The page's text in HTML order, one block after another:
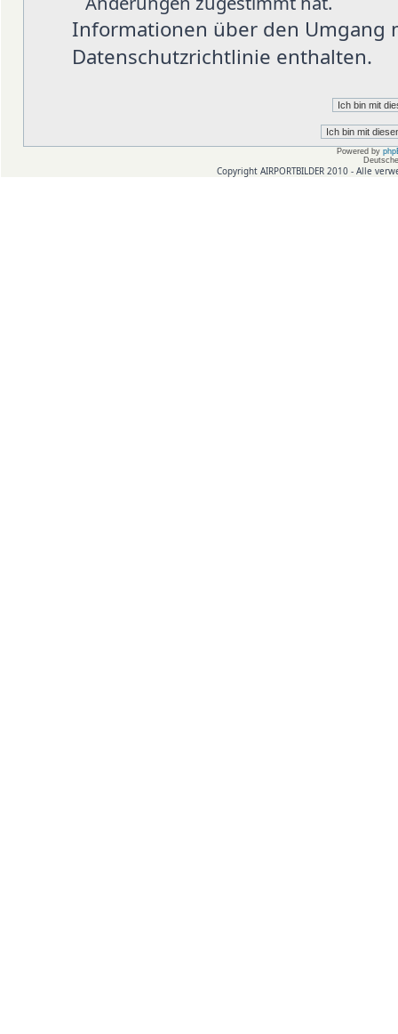
Informationen über den Umgang
Datenschutzrichtlinie enthalten.
Powered by
Copyright AIRPORTBILDER 2010 - Alle